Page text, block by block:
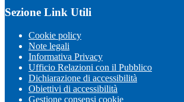
Sezione Link Utili
Cookie policy
Note legali
Informativa Privacy
Ufficio Relazioni con il Pubblico
Dichiarazione di accessibilità
Obiettivi di accessibilità
Gestione consensi cookie